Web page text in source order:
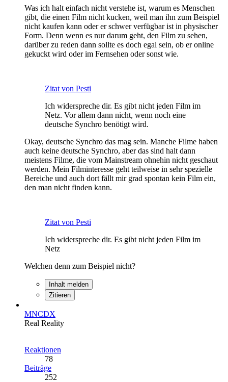
Was ich halt einfach nicht verstehe ist, warum es Menschen
gibt, die einen Film nicht kucken, weil man ihn zum Beispiel
nicht kaufen kann oder er schwer verfügbar ist in physischer
Form. Denn wenn es nur darum geht, den Film zu sehen,
darüber zu reden dann sollte es doch egal sein, ob er online
gekuckt wird oder im Fernsehen oder sonst wie.
Zitat von Pesti
Ich widerspreche dir. Es gibt nicht jeden Film im
Netz. Vor allem dann nicht, wenn noch eine
deutsche Synchro benötigt wird.
Okay, deutsche Synchro das mag sein. Manche Filme haben
auch keine deutsche Synchro, aber das sind halt dann
meistens Filme, die vom Mainstream ohnehin nicht geschaut
werden. Mein Filminteresse geht teilweise in sehr spezielle
Bereiche und auch dort fällt mir grad spontan kein Film ein,
den man nicht finden kann.
Zitat von Pesti
Ich widerspreche dir. Es gibt nicht jeden Film im
Netz
Welchen denn zum Beispiel nicht?
Inhalt melden
Zitieren
MNCDX
Real Reality
Reaktionen
78
Beiträge
252